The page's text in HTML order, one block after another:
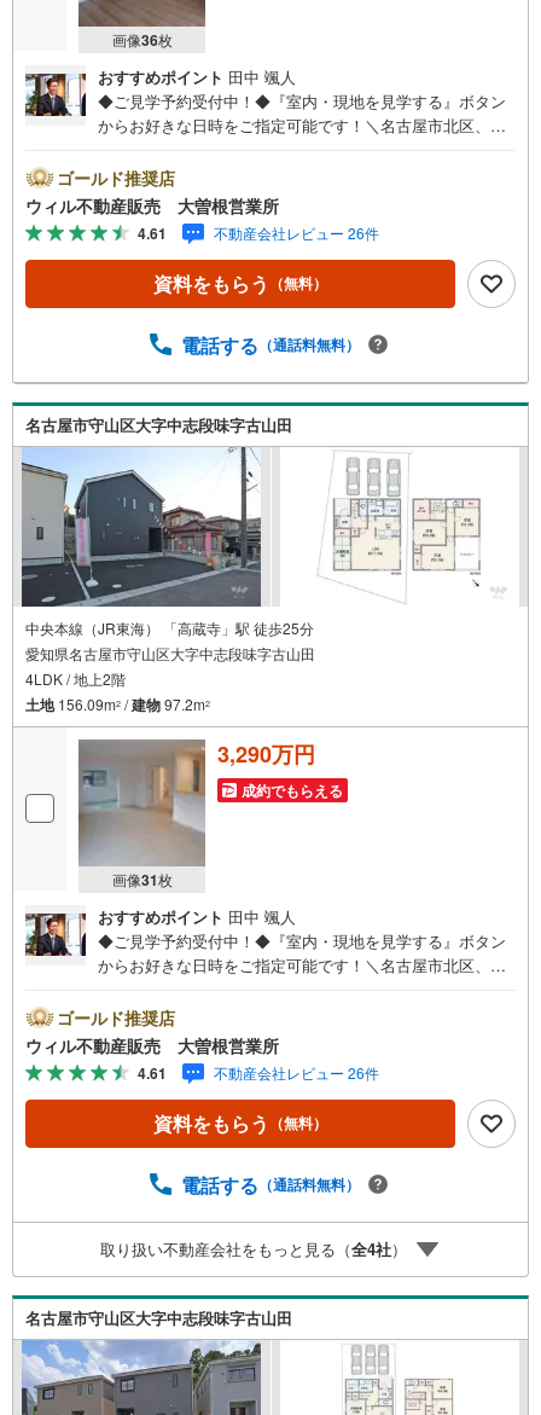
画像36枚
おすすめポイント 田中 颯人
◆ご見学予約受付中！◆『室内・現地を見学する』ボタン
からお好きな日時をご指定可能です！＼名古屋市北区、守
区、守山区の直接のご売却依頼を数多くいただいている不
動産仲介会社です。ネット上で分かる立地環境はもちろ
ん、過去にお任せいただいたお客様に現地の生の声をもと
に住戸環境を提案致します。＼平日のお住まい探しの方へ/
弊社では平日にご内覧・契約など平日にお住まい探しをさ
れるお客様にサービスをご用意しています。＼お仕事で忙
事前にご予約頂きましたら営業時間外でのご内覧もご対応
動産業者間で不動産情報が共有されているので、名古屋市
全域や、その他隣接エリアでもご内覧が可能です！ 【大曽
根営業所】○地下鉄名城線、JR中央線「大曽根」駅徒歩1分
○お子様が遊べるキッズスペースあり○定休日ございません
ゴールド推奨店
ウィル不動産販売 大曽根営業所
4.61 不動産会社レビュー 26件
資料をもらう （無料）
電話する （通話料無料）
名古屋市守山区大字中志段味字古山田
中央本線（JR東海） 「高蔵寺」駅 徒歩25分
愛知県名古屋市守山区大字中志段味字古山田
4LDK / 地上2階
土地156.09m2 /建物97.2m2
画像31枚
3,290万円
成約でもらえる
おすすめポイント 田中 颯人
◆ご見学予約受付中！◆『室内・現地を見学する』ボタン
からお好きな日時をご指定可能です！＼名古屋市北区、守
区、守山区の直接のご売却依頼を数多くいただいている不
動産仲介会社です。ネット上で分かる立地環境はもちろ
ん、過去にお任せいただいたお客様に現地の生の声をもと
に住戸環境を提案致します。＼平日のお住まい探しの方へ/
弊社では平日にご内覧・契約など平日にお住まい探しをさ
れるお客様にサービスをご用意しています。＼お仕事で忙
事前にご予約頂きましたら営業時間外でのご内覧もご対応
動産業者間で不動産情報が共有されているので、名古屋市
全域や、その他隣接エリアでもご内覧が可能です！ 【大曽
根営業所】○地下鉄名城線、JR中央線「大曽根」駅徒歩1分
○お子様が遊べるキッズスペースあり○定休日ございません
ゴールド推奨店
ウィル不動産販売 大曽根営業所
4.61 不動産会社レビュー 26件
資料をもらう （無料）
電話する （通話料無料）
取り扱い不動産会社をもっと見る（全4社）
名古屋市守山区大字中志段味字古山田